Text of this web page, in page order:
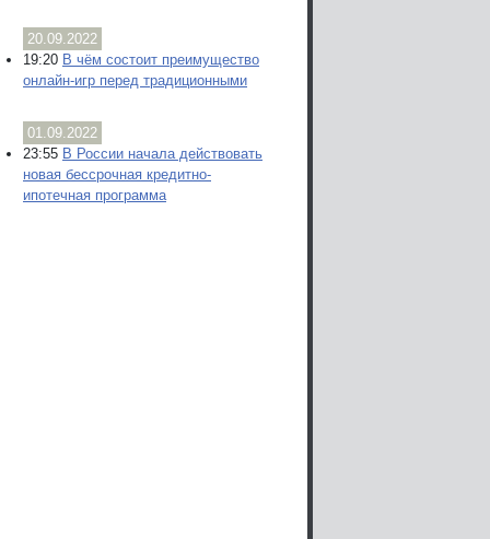
20.09.2022
19:20 В чём состоит преимущество
онлайн-игр перед традиционными
01.09.2022
23:55 В России начала действовать
новая бессрочная кредитно-
ипотечная программа